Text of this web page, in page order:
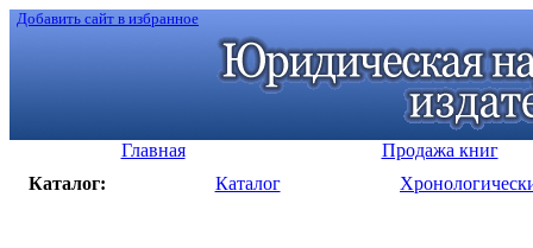
Добавить сайт в избранное
Главная
Продажа книг
Каталог:
Каталог